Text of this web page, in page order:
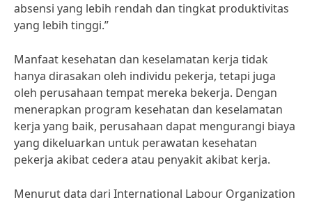
absensi yang lebih rendah dan tingkat produktivitas
yang lebih tinggi.”
Manfaat kesehatan dan keselamatan kerja tidak
hanya dirasakan oleh individu pekerja, tetapi juga
oleh perusahaan tempat mereka bekerja. Dengan
menerapkan program kesehatan dan keselamatan
kerja yang baik, perusahaan dapat mengurangi biaya
yang dikeluarkan untuk perawatan kesehatan
pekerja akibat cedera atau penyakit akibat kerja.
Menurut data dari International Labour Organization